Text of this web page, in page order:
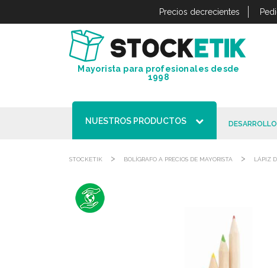
Precios decrecientes
Mayorista para profesionales desde
1998
NUESTROS PRODUCTOS
STOCKETIK > BOLÍGRAFO A PRECIOS DE MAYORISTA > LÁPIZ